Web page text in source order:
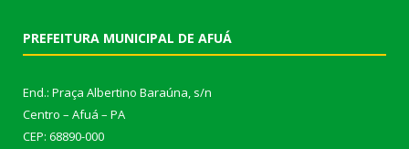
PREFEITURA MUNICIPAL DE AFUÁ
End.: Praça Albertino Baraúna, s/n
Centro – Afuá – PA
CEP: 68890-000